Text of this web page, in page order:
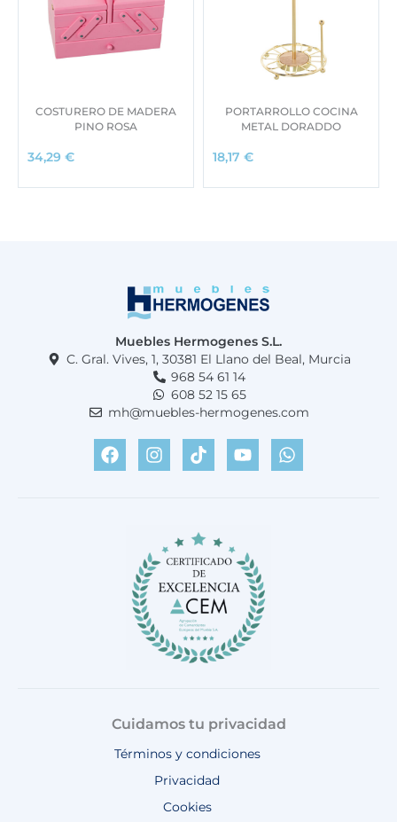
COSTURERO DE MADERA
PINO ROSA
34,29 €
PORTARROLLO COCINA
METAL DORADDO
18,17 €
Muebles Hermogenes S.L.
C. Gral. Vives, 1, 30381 El Llano del Beal, Murcia
968 54 61 14
608 52 15 65
mh@muebles-hermogenes.com
F
a
c
I
n
s
a
m
T
i
k
Y
o
u
W
h
a
Cuidamos tu privacidad
Términos y condiciones
Privacidad
Cookies